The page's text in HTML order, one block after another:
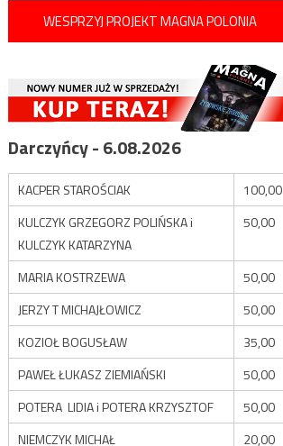
WESPRZYJ PROJEKT MAGNA POLONIA
Darczyńcy - 6.08.2026
KACPER STAROŚCIAK
100,00
KULCZYK GRZEGORZ POLIŃSKA i
KULCZYK KATARZYNA
50,00
MARIA KOSTRZEWA
50,00
JERZY T MICHAJŁOWICZ
50,00
KOZIOŁ BOGUSŁAW
35,00
PAWEŁ ŁUKASZ ZIEMIAŃSKI
50,00
POTERA LIDIA i POTERA KRZYSZTOF
50,00
NIEMCZYK MICHAŁ
20,00